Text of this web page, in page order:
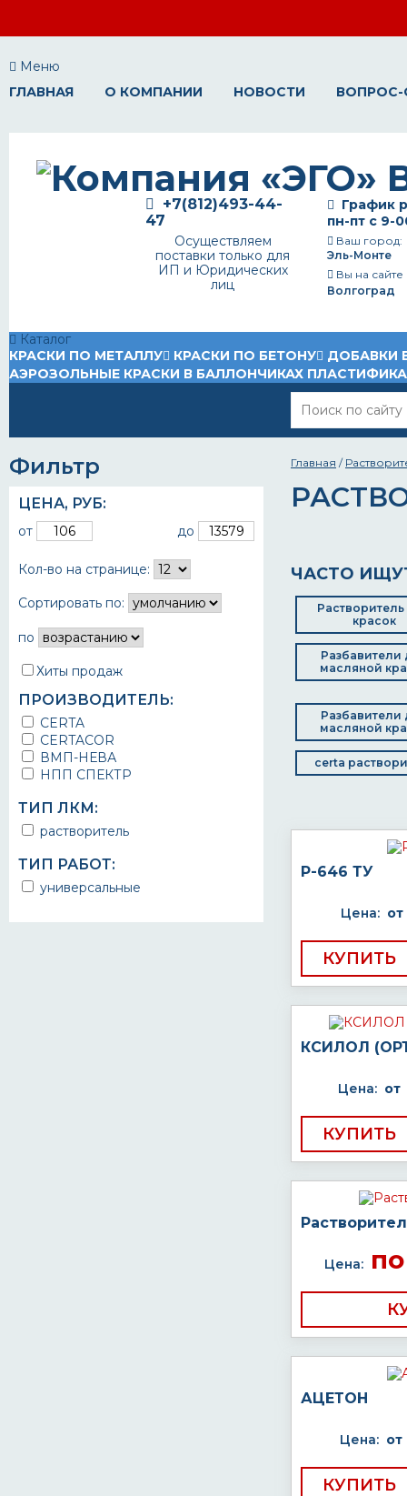
Меню
ГЛАВНАЯ
О КОМПАНИИ НОВОСТИ ВОПРОС-
График
пн-пт с 9-
Ваш город:
Эль-Монте
Вы на
Волгоград
+7(812)493-44-
47
Осуществляем
поставки только для
ИП и Юридических
лиц
Каталог
КРАСКИ ПО МЕТАЛЛУ
КРАСКИ ПО БЕТОНУ
ДОБАВКИ
АЭРОЗОЛЬНЫЕ КРАСКИ В БАЛЛОНЧИКАХ
Фильтр
ЦЕНА, РУБ:
от до
Кол-во на странице:
Сортировать по:
по
Хиты продаж
ПРОИЗВОДИТЕЛЬ:
CERTA
CERTACOR
ВМП-НЕВА
НПП СПЕКТР
ТИП ЛКМ:
растворитель
ТИП РАБОТ:
универсальные
Главная /
ЧАСТО
красок
Разбавители
масляной
Разбавители
масляной
certa
Р-646 ТУ
Цена: от
КУПИТЬ
КСИЛОЛ
Цена: от
КУПИТЬ
Цена:по
АЦЕТОН
Цена: от
КУПИТЬ